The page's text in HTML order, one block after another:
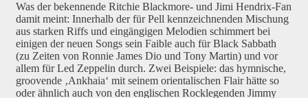
Was der bekennende Ritchie Blackmore- und Jimi Hendrix-Fan
damit meint: Innerhalb der für Pell kennzeichnenden Mischung
aus starken Riffs und eingängigen Melodien schimmert bei
einigen der neuen Songs sein Faible auch für Black Sabbath
(zu Zeiten von Ronnie James Dio und Tony Martin) und vor
allem für Led Zeppelin durch. Zwei Beispiele: das hymnische,
groovende ‚Ankhaia‘ mit seinem orientalischen Flair hätte so
oder ähnlich auch von den englischen Rocklegenden Jimmy